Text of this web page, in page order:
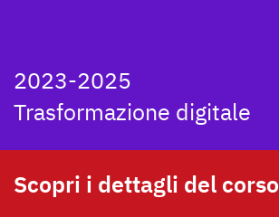
2023-2025
Trasformazione digitale
Scopri i dettagli del corso